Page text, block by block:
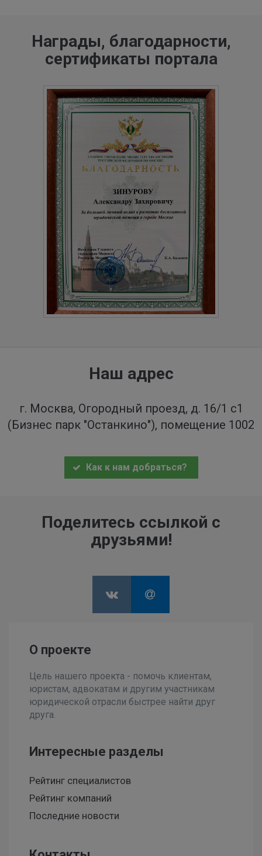
Награды, благодарности,
сертификаты портала
Наш адрес
г. Москва, Огородный проезд, д. 16/1 с1
(Бизнес парк "Останкино"), помещение 1002
Как к нам добраться?
Поделитесь ссылкой с
друзьями!
О проекте
Цель нашего проекта - помочь клиентам,
юристам, адвокатам и другим участникам
юридической отрасли быстрее найти друг
друга.
Интересные разделы
Рейтинг специалистов
Рейтинг компаний
Последние новости